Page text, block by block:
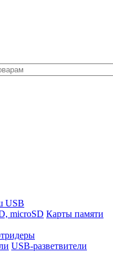
USB
Карты памяти
USB-разветвители